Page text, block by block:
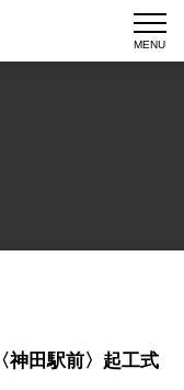
MENU
神田駅前〉起工式